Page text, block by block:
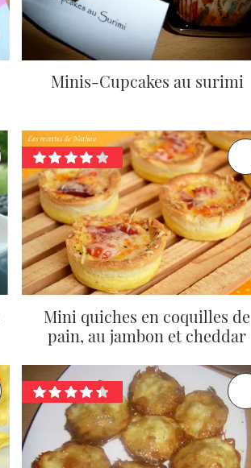
Minis-Cupcakes au surimi
Mini quiches en coquilles de
pain, au jambon et cheddar